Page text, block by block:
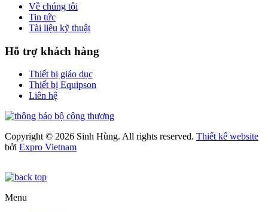
Về chúng tôi
Tin tức
Tài liệu kỹ thuật
Hỗ trợ khách hàng
Thiết bị giáo dục
Thiết bị Equipson
Liên hệ
Copyright © 2026 Sinh Hùng. All rights reserved. Thiết kế website
bởi Expro Vietnam
Menu